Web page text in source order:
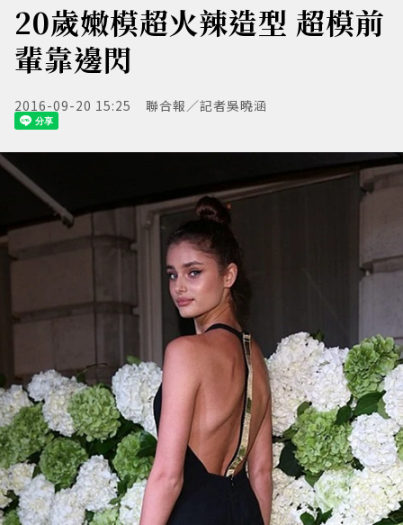
20歲嫩模超火辣造型 超模前
輩靠邊閃
2016-09-20 15:25 聯合報／記者吳曉涵